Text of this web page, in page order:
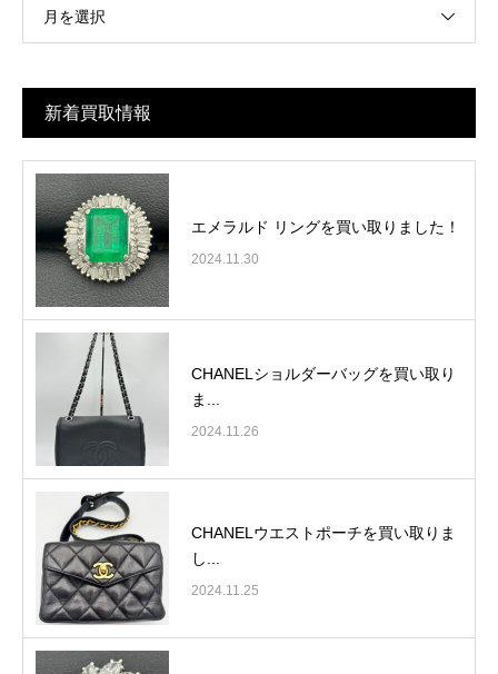
月を選択
新着買取情報
エメラルド リングを買い取りました！
2024.11.30
CHANELショルダーバッグを買い取り
ま...
2024.11.26
CHANELウエストポーチを買い取りま
し...
2024.11.25